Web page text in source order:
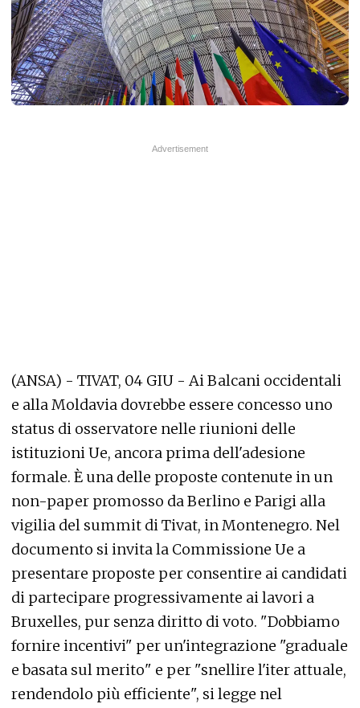
(ANSA) - TIVAT, 04 GIU - Ai Balcani occidentali
e alla Moldavia dovrebbe essere concesso uno
status di osservatore nelle riunioni delle
istituzioni Ue, ancora prima dell'adesione
formale. È una delle proposte contenute in un
non-paper promosso da Berlino e Parigi alla
vigilia del summit di Tivat, in Montenegro. Nel
documento si invita la Commissione Ue a
presentare proposte per consentire ai candidati
di partecipare progressivamente ai lavori a
Bruxelles, pur senza diritto di voto. "Dobbiamo
fornire incentivi" per un'integrazione "graduale
e basata sul merito" e per "snellire l'iter attuale,
rendendolo più efficiente", si legge nel